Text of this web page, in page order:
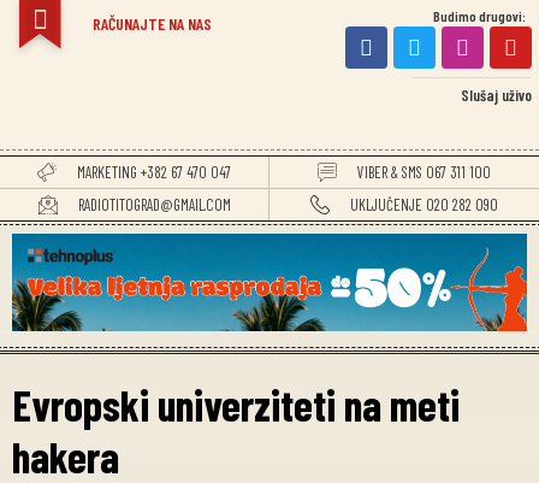
RAČUNAJTE NA NAS Budimo drugovi:
Slušaj uživo
MARKETING +382 67 470 047
VIBER & SMS 067 311 100
RADIOTITOGRAD@GMAIL.COM
UKLJUČENJE 020 282 090
Evropski univerziteti na meti
hakera